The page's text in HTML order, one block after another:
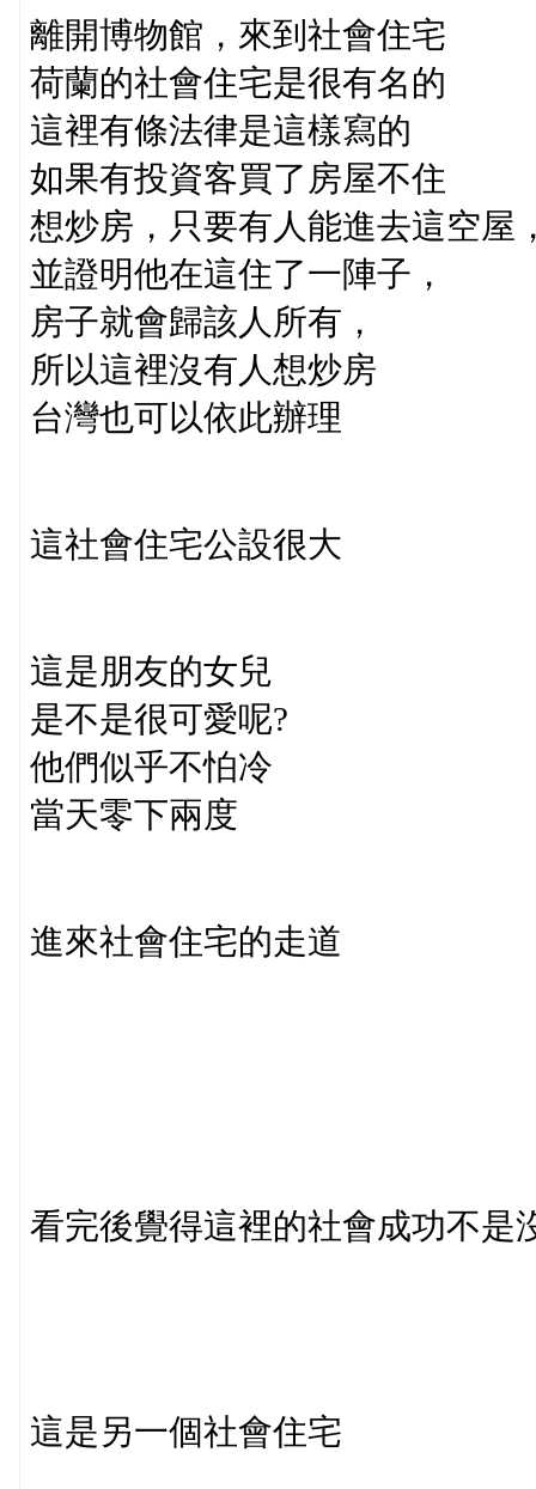
離開博物館，來到社會住宅
荷蘭的社會住宅是很有名的
這裡有條法律是這樣寫的
如果有投資客買了房屋不住
想炒房，只要有人能進去這空屋
並證明他在這住了一陣子，
房子就會歸該人所有，
所以這裡沒有人想炒房
台灣也可以依此辦理
這社會住宅公設很大
這是朋友的女兒
是不是很可愛呢?
他們似乎不怕冷
當天零下兩度
進來社會住宅的走道
看完後覺得這裡的社會成功不是
這是另一個社會住宅